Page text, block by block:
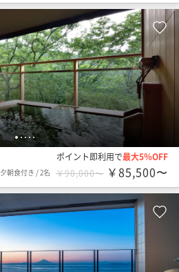
12345
ポイント即利用で最大5％OFF
夕朝食付き /2名 ￥90,000〜 ￥85,500〜